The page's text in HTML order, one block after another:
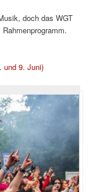
doch das WGT
und 9. Juni)